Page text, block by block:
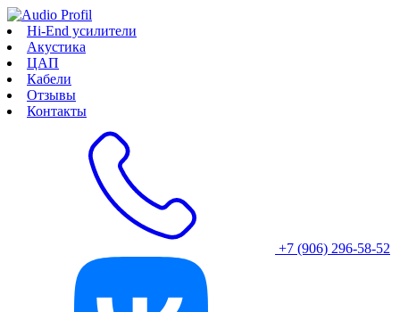
Hi-End усилители
Акустика
ЦАП
Кабели
Отзывы
Контакты
+7 (906) 296-58-52